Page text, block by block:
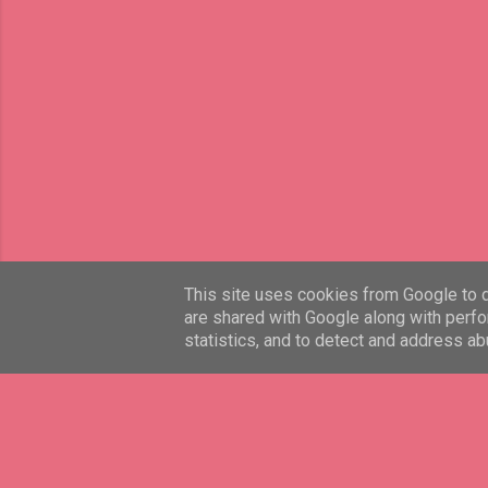
This site uses cookies from Google to
are shared with Google along with
statistics, and to detect and address